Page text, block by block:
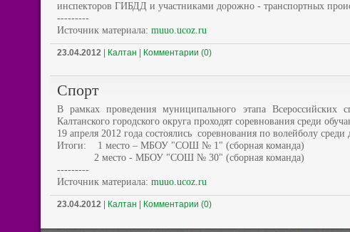
инспекторов ГИБДД и участниками дорожно - транспортных
---------
Источник материала: muuo.ucoz.ru
23.04.2012 Калтан Комментарии (0)
Спорт
В рамках проведения муниципального этапа Всероссийских
Калтанского городского округа проходят соревнования среди
19 апреля 2012 года состоялись соревнования по волейболу
Итоги: 1 место – МБОУ "СОШ № 1" (сборная команда)
2 место - МБОУ "СОШ № 30" (сборная команда)
---------
Источник материала: muuo.ucoz.ru
23.04.2012 Калтан Комментарии (0)